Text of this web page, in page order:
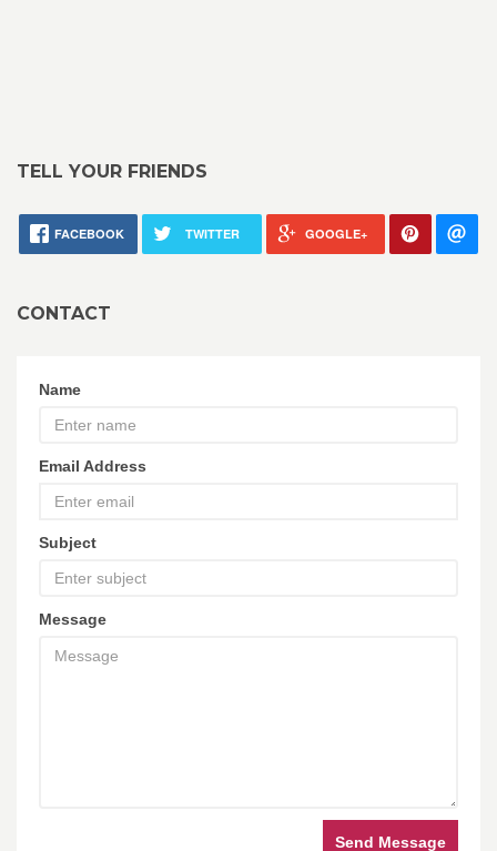
TELL YOUR FRIENDS
FACEBOOK TWITTER GOOGLE+
CONTACT
Name
Email Address
Subject
Message
Send Message